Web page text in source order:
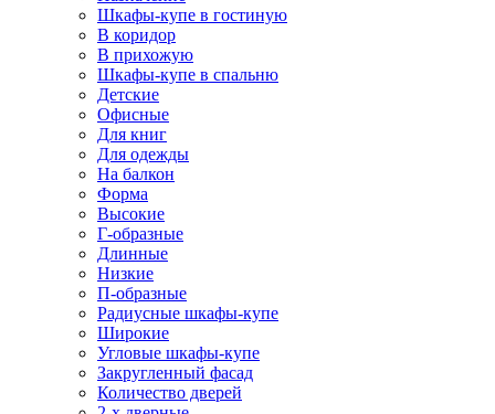
Шкафы-купе в гостиную
В коридор
В прихожую
Шкафы-купе в спальню
Детские
Офисные
Для книг
Для одежды
На балкон
Форма
Высокие
Г-образные
Длинные
Низкие
П-образные
Радиусные шкафы-купе
Широкие
Угловые шкафы-купе
Закругленный фасад
Количество дверей